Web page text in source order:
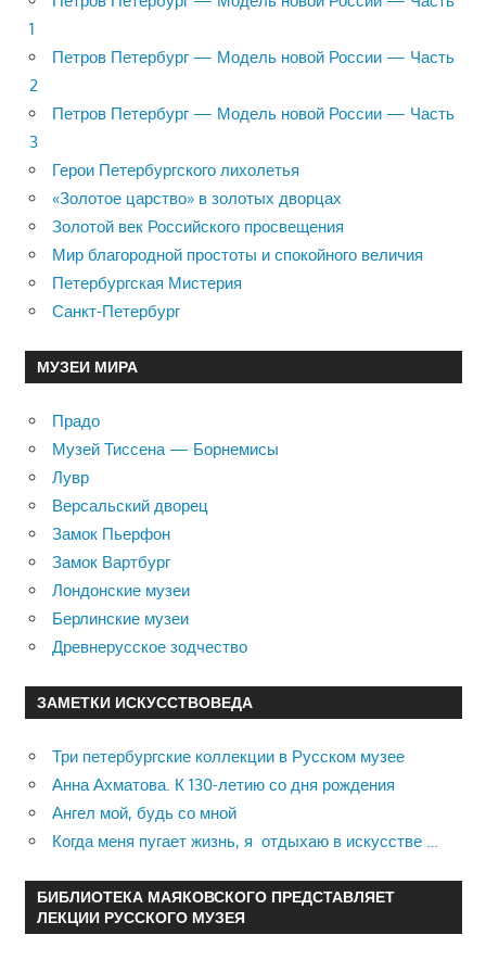
1
Петров Петербург — Модель новой России — Часть
2
Петров Петербург — Модель новой России — Часть
3
Герои Петербургского лихолетья
«Золотое царство» в золотых дворцах
Золотой век Российского просвещения
Мир благородной простоты и спокойного величия
Петербургская Мистерия
Санкт-Петербург
МУЗЕИ МИРА
Прадо
Музей Тиссена — Борнемисы
Лувр
Версальский дворец
Замок Пьерфон
Замок Вартбург
Лондонские музеи
Берлинские музеи
Древнерусское зодчество
ЗАМЕТКИ ИСКУССТВОВЕДА
Три петербургские коллекции в Русском музее
Анна Ахматова. К 130-летию со дня рождения
Ангел мой, будь со мной
Когда меня пугает жизнь, я отдыхаю в искусстве …
БИБЛИОТЕКА МАЯКОВСКОГО ПРЕДСТАВЛЯЕТ
ЛЕКЦИИ РУССКОГО МУЗЕЯ